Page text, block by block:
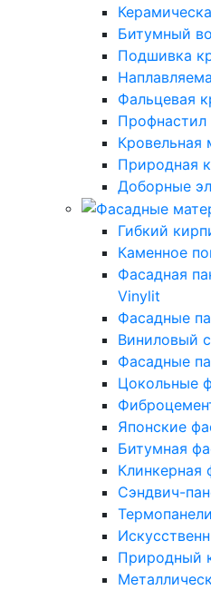
Битумный
Подшивка
Фальцевая
Профнастил
Кровельная
Природная
Доборные
Гибкий
Каменное
Фасадная
Vinylit
Фасадные
Виниловый
Фасадные
Цокольные
Японские
Битумная
Клинкерная
Сэндвич-
Природный